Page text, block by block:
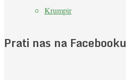
Krumpir
Prati nas na Facebooku